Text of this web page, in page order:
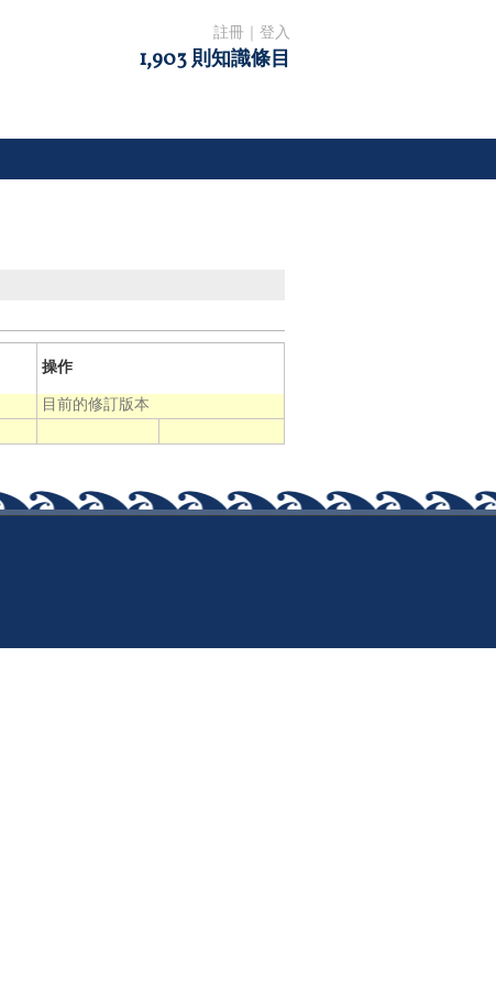
註冊 登入
1,903 則知識條目
操作
目前的修訂版本